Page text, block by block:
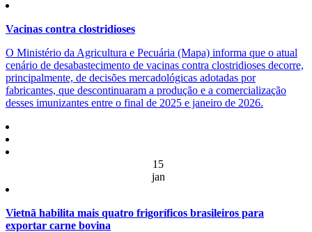
Vacinas contra clostridioses
O Ministério da Agricultura e Pecuária (Mapa) informa que o atual
cenário de desabastecimento de vacinas contra clostridioses decorre,
principalmente, de decisões mercadológicas adotadas por
fabricantes, que descontinuaram a produção e a comercialização
desses imunizantes entre o final de 2025 e janeiro de 2026.
15
jan
Vietnã habilita mais quatro frigoríficos brasileiros para
exportar carne bovina